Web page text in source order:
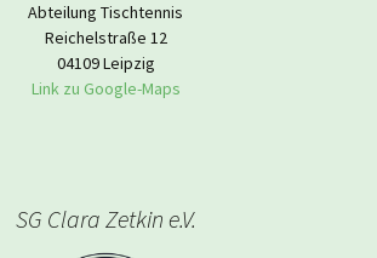
Abteilung Tischtennis
Reichelstraße 12
04109 Leipzig
Link zu Google-Maps
SG Clara Zetkin e.V.